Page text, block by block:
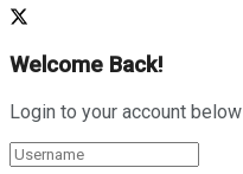
Welcome Back!
Login to your account below